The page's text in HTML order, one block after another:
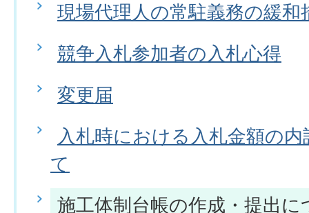
現場代理人の常駐義務の緩
競争入札参加者の入札心得
変更届
入札時における入札金額の
て
施工体制台帳の作成・提出に